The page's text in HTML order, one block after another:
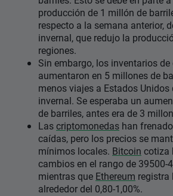
producción de 1 millón de
respecto a la semana anterior,
invernal, que redujo la
regiones.
Sin embargo, los inventarios
aumentaron en 5 millones de
menos viajes a Estados
invernal. Se esperaba un
de barriles, antes era de 3
Lascriptomonedas han
caídas, pero los precios se
mínimos locales. Bitcoin cotiza
cambios en el rango de 39500-
mientras que Ethereum registra
alrededor del 0,80-1,00%.